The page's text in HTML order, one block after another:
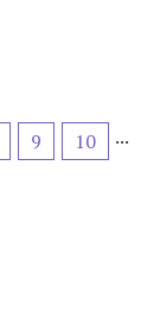
...
9
10